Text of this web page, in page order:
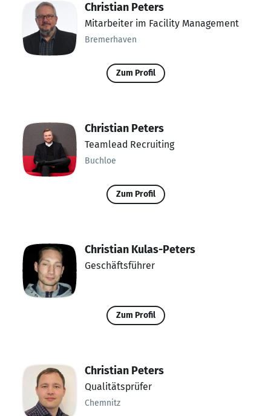
Christian Peters
Mitarbeiter im Facility Management
Bremerhaven
Zum Profil
Christian Peters
Teamlead Recruiting
Buchloe
Zum Profil
Christian Kulas-Peters
Geschäftsführer
Zum Profil
Christian Peters
Qualitätsprüfer
Chemnitz